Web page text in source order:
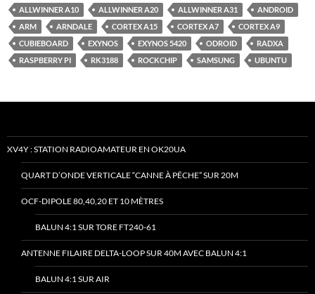
ALLWINNER A10 ALLWINNER A20 ALLWINNER A31
ANDROID
ARM
ARNDALE CORTEX A15 CORTEX A7
CORTEX A9
CUBIEBOARD
EXYNOS EXYNOS 5420 ODROID
RADXA
RASPBERRY PI
RK3188 ROCKCHIP SAMSUNG UBUNTU
XV4Y : STATION RADIOAMATEUR EN OK20UA
QUART D’ONDE VERTICALE “CANNE À PÊCHE” SUR 20M
OCF-DIPOLE 80,40,20 ET 10 MÈTRES
BALUN 4:1 SUR TORE FT240-61
ANTENNE FILAIRE DELTA-LOOP SUR 40M AVEC BALUN 4:1
BALUN 4:1 SUR AIR